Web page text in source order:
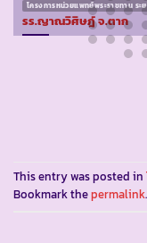
โครงการหน่วยแพทย์พระราชทาน ระ
รร.ญาณวิศิษฎ์ จ.ตาก
This entry was posted in
Bookmark thepermalink.